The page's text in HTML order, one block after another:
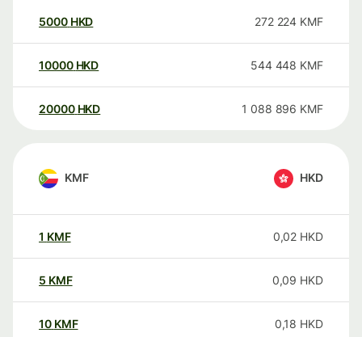
5000 HKD 272 224 KMF
10000 HKD 544 448 KMF
20000 HKD 1 088 896 KMF
KMF HKD
1 KMF 0,02 HKD
5 KMF 0,09 HKD
10 KMF 0,18 HKD